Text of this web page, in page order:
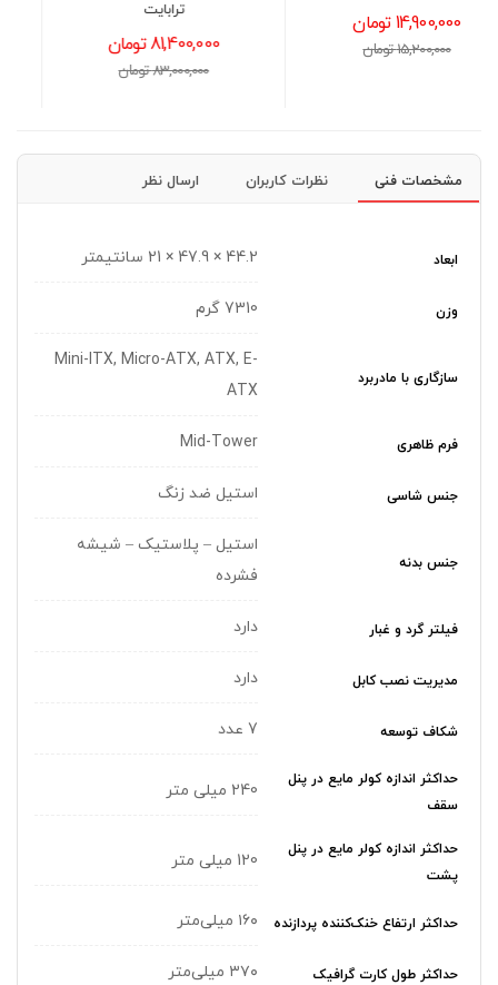
81,400,000 تومان
Master Standard Cooler
3,800,000 تومان
مشخصات فنی نظرات کاربران ارسال نظر
ابعاد 44.2 × 47.9 × 21 سانتیمتر
وزن 7310 گرم
سازگاری با مادربرد
Mini-ITX, Micro-ATX, ATX, E-
ATX
فرم ظاهری Mid-Tower
جنس شاسی استیل ضد زنگ
جنس بدنه
استیل – پلاستیک – شیشه
فشرده
فیلتر گرد و غبار دارد
مدیریت نصب کابل دارد
شکاف توسعه 7 عدد
حداکثر اندازه کولر‌ مایع در پنل
سقف
240 میلی متر
حداکثر اندازه کولر‌ مایع در پنل
پشت
120 میلی متر
حداکثر ارتفاع خنک‌کننده پردازنده ۱۶۰ میلی‌متر
حداکثر طول کارت گرافیک ۳۷۰ میلی‌متر